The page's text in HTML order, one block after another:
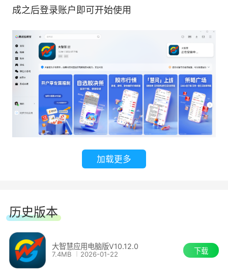
智能机器人：监控个股动态更准确，及时为你
更多投资玩法：抢红包、送礼物，积少成多这
也是一种投资!
成之后登录账户即可开始使用
加载更多
历史版本
大智慧应用电脑版V10.12.0
7.4MB 2026-01-22 下载